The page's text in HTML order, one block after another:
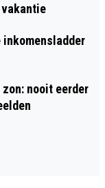
vakantie
inkomensladder
nooit eerder